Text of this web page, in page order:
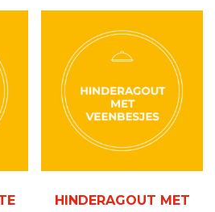
HINDERAGOUT MET